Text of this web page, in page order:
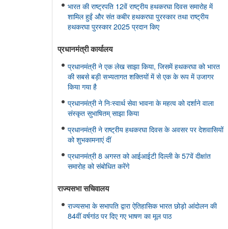
भारत की राष्ट्रपति 12वें राष्ट्रीय हथकरघा दिवस समारोह में
शामिल हुईं और संत कबीर हथकरघा पुरस्कार तथा राष्ट्रीय
हथकरघा पुरस्कार 2025 प्रदान किए
प्रधानमंत्री कार्यालय
प्रधानमंत्री ने एक लेख साझा किया, जिसमें हथकरघा को भारत
की सबसे बड़ी सभ्यतागत शक्तियों में से एक के रूप में उजागर
किया गया है
प्रधानमंत्री ने निःस्वार्थ सेवा भावना के महत्व को दर्शाने वाला
संस्कृत सुभाषितम् साझा किया
प्रधानमंत्री ने राष्ट्रीय हथकरघा दिवस के अवसर पर देशवासियों
को शुभकामनाएं दीं
प्रधानमंत्री 8 अगस्त को आईआईटी दिल्ली के 57वें दीक्षांत
समारोह को संबोधित करेंगे
राज्यसभा सचिवालय
राज्यसभा के सभापति द्वारा ऐतिहासिक भारत छोड़ो आंदोलन की
84वीं वर्षगांठ पर दिए गए भाषण का मूल पाठ